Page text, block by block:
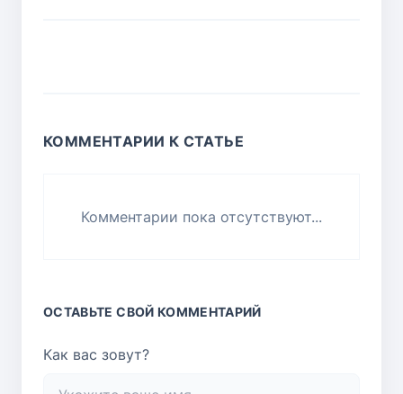
КОММЕНТАРИИ К СТАТЬЕ
Комментарии пока отсутствуют...
ОСТАВЬТЕ СВОЙ КОММЕНТАРИЙ
Как вас зовут?